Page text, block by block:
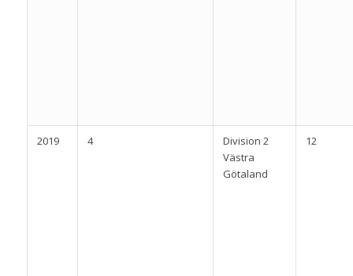
2019 4
Division 2
Västra
Götaland
12